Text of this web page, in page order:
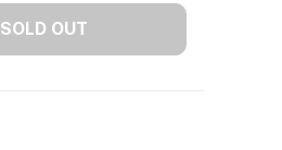
SOLD OUT